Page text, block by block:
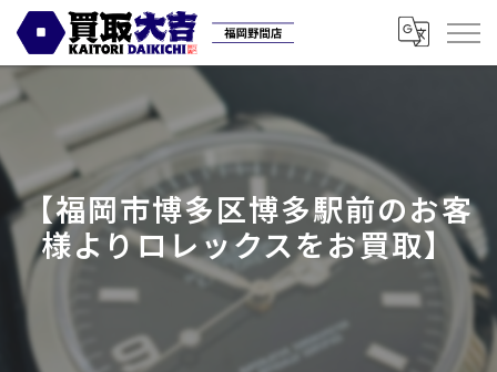
【福岡市博多区博多駅前のお客
様よりロレックスをお買取】